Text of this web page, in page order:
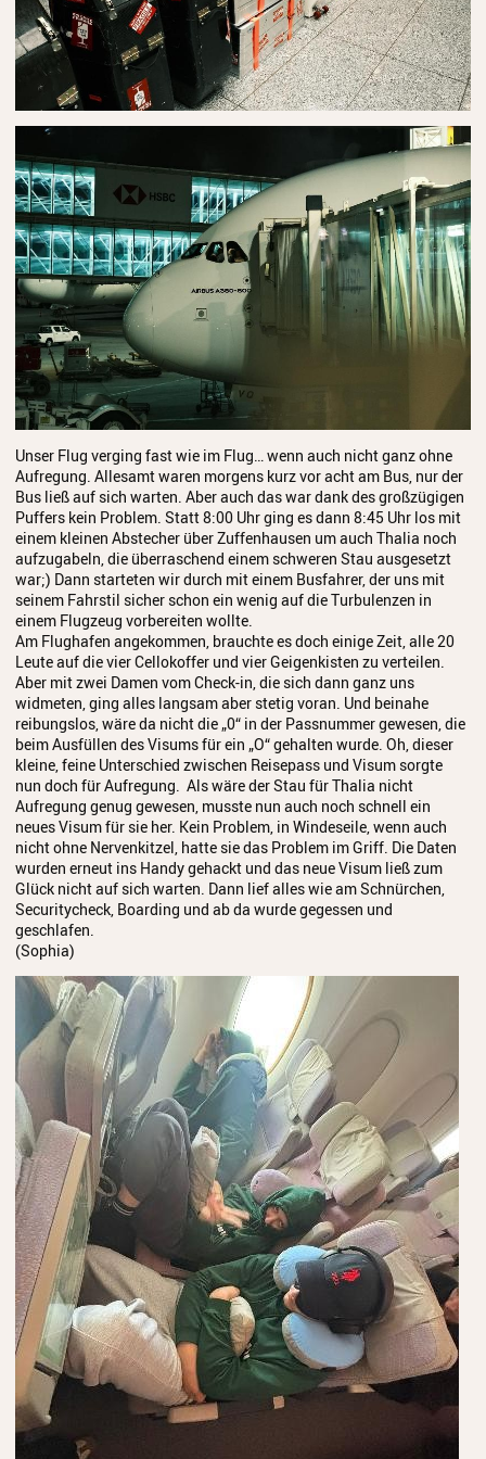
Streichinstrumente
Tasteninstrumente
Zupfinstrumente
Standorte
Ensembles
Talentförderung
Gebühren
Ermäßigungen
Fördermöglichkeiten
Mietinstrumente
Anmeldung
Abmeldung
Aktuelles
Veranstaltungen
Wettbewerbe
Workshops
Musikproduktion 2026
Jazz Workshop 2026
Familien Orchester Projekt
Jazz Workshop 2025
Jazz Workshop 2024
Musikproduktion, DJing und
Recoring Workshop
Jazz Workshop 2023
Barockorchester
Blockflötenworkshop ERTA-
Kongress
ETHNO
Umrahmungen
Hörgang
Blog
Unser Flug verging fast wie im Flug… wenn auch nicht ganz ohne
Aufregung. Allesamt waren morgens kurz vor acht am Bus, nur der
Bus ließ auf sich warten. Aber auch das war dank des großzügigen
Puffers kein Problem. Statt 8:00 Uhr ging es dann 8:45 Uhr los mit
einem kleinen Abstecher über Zuffenhausen um auch Thalia noch
aufzugabeln, die überraschend einem schweren Stau ausgesetzt
war;) Dann starteten wir durch mit einem Busfahrer, der uns mit
seinem Fahrstil sicher schon ein wenig auf die Turbulenzen in
einem Flugzeug vorbereiten wollte.
Am Flughafen angekommen, brauchte es doch einige Zeit, alle 20
Leute auf die vier Cellokoffer und vier Geigenkisten zu verteilen.
Aber mit zwei Damen vom Check-in, die sich dann ganz uns
widmeten, ging alles langsam aber stetig voran. Und beinahe
reibungslos, wäre da nicht die „0“ in der Passnummer gewesen, die
beim Ausfüllen des Visums für ein „O“ gehalten wurde. Oh, dieser
kleine, feine Unterschied zwischen Reisepass und Visum sorgte
nun doch für Aufregung. Als wäre der Stau für Thalia nicht
Aufregung genug gewesen, musste nun auch noch schnell ein
neues Visum für sie her. Kein Problem, in Windeseile, wenn auch
nicht ohne Nervenkitzel, hatte sie das Problem im Griff. Die Daten
wurden erneut ins Handy gehackt und das neue Visum ließ zum
Glück nicht auf sich warten. Dann lief alles wie am Schnürchen,
Securitycheck, Boarding und ab da wurde gegessen und
geschlafen.
(Sophia)